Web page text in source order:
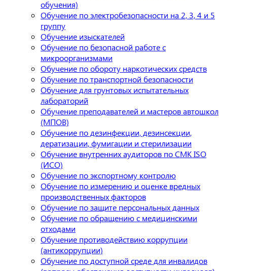
обучения)
Обучение по электробезопасности на 2, 3, 4 и 5
группу
Обучение изыскателей
Обучение по безопасной работе с
микроорганизмами
Обучение по обороту наркотических средств
Обучение по транспортной безопасности
Обучение для грунтовых испытательных
лабораторий
Обучение преподавателей и мастеров автошкол
(МПОВ)
Обучение по дезинфекции, дезинсекции,
дератизации, фумигации и стерилизации
Обучение внутренних аудиторов по СМК ISO
(ИСО)
Обучение по экспортному контролю
Обучение по измерению и оценке вредных
производственных факторов
Обучение по защите персональных данных
Обучение по обращению с медицинскими
отходами
Обучение противодействию коррупции
(антикоррупции)
Обучение по доступной среде для инвалидов